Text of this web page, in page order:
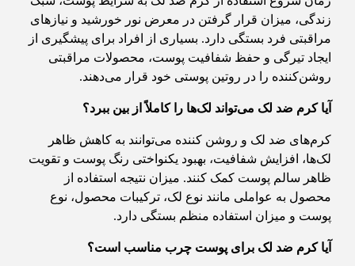
زندگی، میزان قرار گرفتن در معرض نور خورشید و نیازهای
مراقبتی فرد بستگی دارد. بسیاری از افراد برای پیشگیری از
ایجاد تیرگی و حفظ شفافیت پوست، محصولات مراقبتی
روشن‌کننده را در روتین پوستی خود قرار می‌دهند.
آیا کرم ضد لک می‌تواند لک‌ها را کاملاً از بین ببرد؟
کرم‌های ضد لک و روشن کننده می‌توانند به کاهش ظاهر
لک‌ها، افزایش شفافیت، بهبود یکنواختی رنگ پوست و تقویت
ظاهر سالم پوست کمک کنند. میزان نتیجه استفاده از
محصول به عواملی مانند نوع لک، ترکیبات محصول، نوع
پوست و میزان استفاده منظم بستگی دارد.
آیا کرم ضد لک برای پوست چرب مناسب است؟